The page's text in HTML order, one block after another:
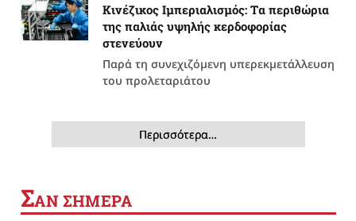
Κινέζικος Ιμπεριαλισμός: Tα περιθώρια
της παλιάς υψηλής κερδοφορίας
στενεύουν
Παρά τη συνεχιζόμενη υπερεκμετάλλευση
του προλεταριάτου
Περισσότερα…
ΣΑΝ ΣΗΜΕΡΑ